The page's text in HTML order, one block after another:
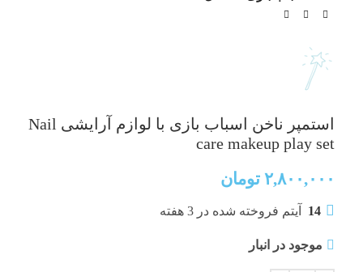
استمپر ناخن اسباب بازی با لوازم آرایشی Nail
care makeup play set
۲,۸۰۰,۰۰۰ تومان
14 آیتم فروخته شده در 3 هفته
موجود در انبار